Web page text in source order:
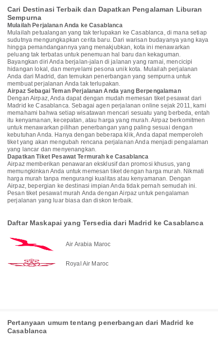
Cari Destinasi Terbaik dan Dapatkan Pengalaman Liburan
Sempurna
Mulailah Perjalanan Anda ke Casablanca
Mulailah petualangan yang tak terlupakan ke Casablanca, di mana setiap
sudutnya mengungkapkan cerita baru. Dari warisan budayanya yang kaya
hingga pemandangannya yang menakjubkan, kota ini menawarkan
peluang tak terbatas untuk penemuan hal baru dan kekaguman.
Bayangkan diri Anda berjalan-jalan di jalanan yang ramai, mencicipi
hidangan lokal, dan menyelami pesona unik kota. Mulailah perjalanan
Anda dari Madrid, dan temukan penerbangan yang sempurna untuk
membuat perjalanan Anda tak terlupakan.
Airpaz Sebagai Teman Perjalanan Anda yang Berpengalaman
Dengan Airpaz, Anda dapat dengan mudah memesan tiket pesawat dari
Madrid ke Casablanca. Sebagai agen perjalanan online sejak 2011, kami
memahami bahwa setiap wisatawan mencari sesuatu yang berbeda, entah
itu kenyamanan, kecepatan, atau harga yang murah. Airpaz berkomitmen
untuk menawarkan pilihan penerbangan yang paling sesuai dengan
kebutuhan Anda. Hanya dengan beberapa klik, Anda dapat memperoleh
tiket yang akan mengubah rencana perjalanan Anda menjadi pengalaman
yang lancar dan menyenangkan.
Dapatkan Tiket Pesawat Termurah ke Casablanca
Airpaz memberikan penawaran eksklusif dan promosi khusus, yang
memungkinkan Anda untuk memesan tiket dengan harga murah. Nikmati
harga murah tanpa mengurangi kualitas atau kenyamanan. Dengan
Airpaz, bepergian ke destinasi impian Anda tidak pernah semudah ini.
Pesan tiket pesawat murah Anda dengan Airpaz untuk pengalaman
perjalanan yang luar biasa dan diskon terbaik.
Daftar Maskapai yang Tersedia dari Madrid ke Casablanca
Air Arabia Maroc
Royal Air Maroc
Pertanyaan umum tentang penerbangan dari Madrid ke
Casablanca